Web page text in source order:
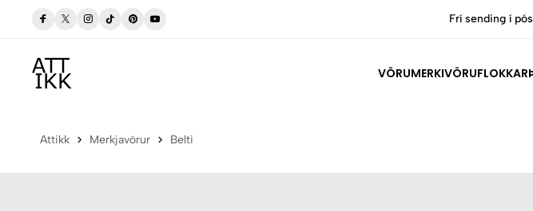
Verslaðu merkjavöru á afslætti Frí sending í póstbox innan
VÖRUMERKIVÖRUFLOKKAR
Attikk Merkjavörur Belti